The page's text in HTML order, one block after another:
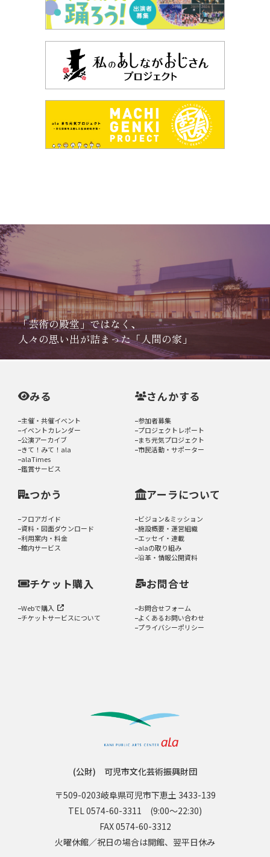
「芸術の殿堂」ではなく、
人々の思い出が詰まった「人間の家」
みる
主催・共催イベント
イベントカレンダー
公演アーカイブ
きて！みて！ala
alaTimes
鑑賞サービス
さんかする
参加者募集
プロジェクトレポート
まち元気プロジェクト
市民活動・サポーター
つかう
フロアガイド
資料・図面ダウンロード
利用案内・料金
館内サービス
アーラについて
ビジョン&ミッション
施設概要・運営組織
エッセイ・連載
alaの取り組み
沿革・情報公開資料
チケット購入
Webで購入
チケットサービスについて
お問合せ
お問合せフォーム
よくあるお問い合わせ
プライバシーポリシー
(公財) 可児市文化芸術振興財団
〒509-0203岐阜県可児市下恵土 3433-139
TEL 0574-60-3311 (9:00〜22:30)
FAX 0574-60-3312
火曜休館／祝日の場合は開館、翌平日休み